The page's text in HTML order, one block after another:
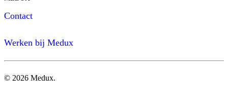
Contact
Werken bij Medux
© 2026 Medux.